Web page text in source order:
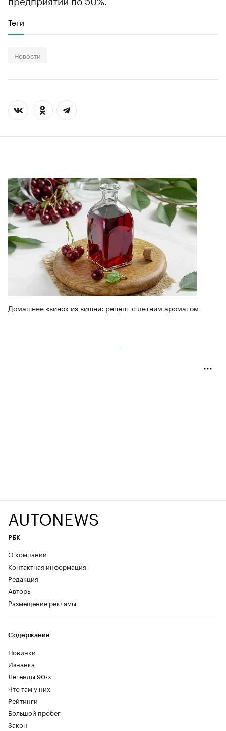
Теги
Новости
Домашнее «вино» из вишни: рецепт с летним ароматом
AUTONEWS
РБК
О компании
Контактная информация
Редакция
Авторы
Размещение рекламы
Содержание
Новинки
Изнанка
Легенды 90-х
Что там у них
Рейтинги
Большой пробег
Закон